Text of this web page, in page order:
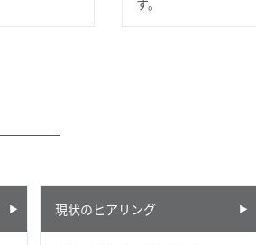
す。
現状のヒアリング